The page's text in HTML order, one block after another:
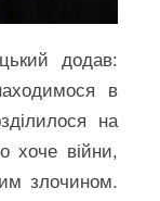
додав:
в
на
хоче війни,
злочином.